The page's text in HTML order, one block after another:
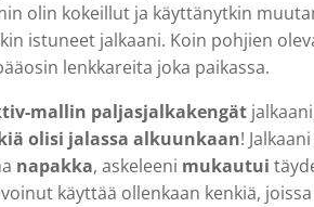
olin kokeillut ja käyttänytkin
istuneet jalkaani. Koin pohjien
lenkkareita joka paikassa.
mallin paljasjalkakengät
olisi jalassa alkuunkaan!
napakka, askeleeni mukautui
käyttää ollenkaan kenkiä,